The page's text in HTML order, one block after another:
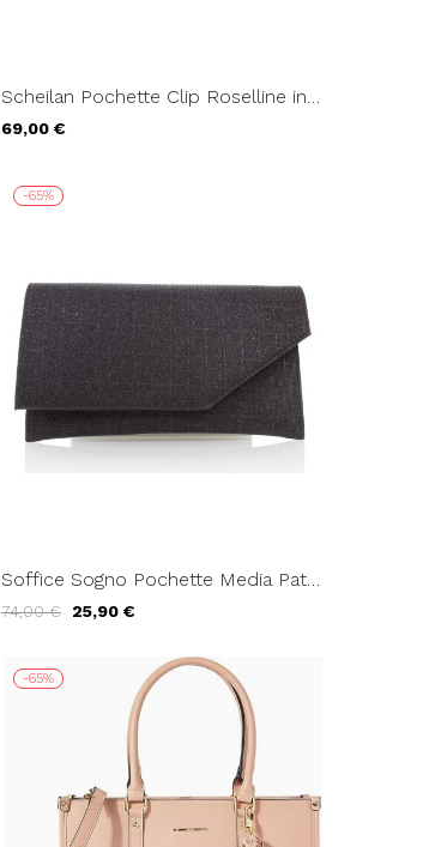
Scheilan Pochette Clip Roselline in
69,00 €
-65%
Soffice Sogno Pochette Media Patta
74,00 € 25,90 €
-65%